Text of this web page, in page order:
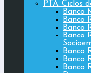
PTA. Ciclos
Banco
Banco
Banco
Banco
Banco
Banco
Banco